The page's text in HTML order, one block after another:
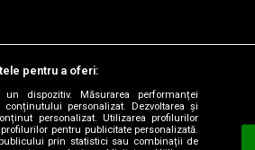
pentru a oferi:
dispozitiv. Măsurarea performanței
personalizat. Dezvoltarea și
personalizat. Utilizarea profilurilor
pentru publicitate personalizată.
prin statistici sau combinații de